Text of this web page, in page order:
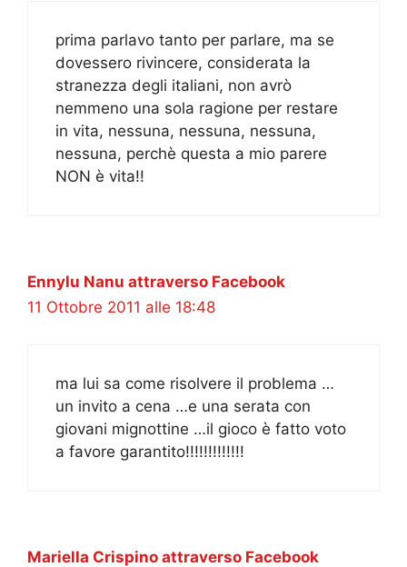
prima parlavo tanto per parlare, ma se
dovessero rivincere, considerata la
stranezza degli italiani, non avrò
nemmeno una sola ragione per restare
in vita, nessuna, nessuna, nessuna,
nessuna, perchè questa a mio parere
NON è vita!!
Ennylu Nanu attraverso Facebook
11 Ottobre 2011 alle 18:48
ma lui sa come risolvere il problema …
un invito a cena …e una serata con
giovani mignottine …il gioco è fatto voto
a favore garantito!!!!!!!!!!!!!
Mariella Crispino attraverso Facebook